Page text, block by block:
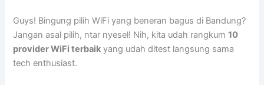
Guys! Bingung pilih WiFi yang beneran bagus di Bandung?
Jangan asal pilih, ntar nyesel! Nih, kita udah rangkum10
provider WiFi terbaik yang udah ditest langsung sama
tech enthusiast.